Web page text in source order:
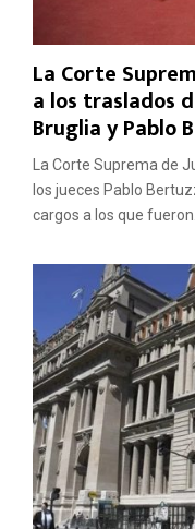
La Corte
a los traslados
Bruglia y Pablo
La Corte Suprema de
los jueces Pablo
cargos a los que fueron...